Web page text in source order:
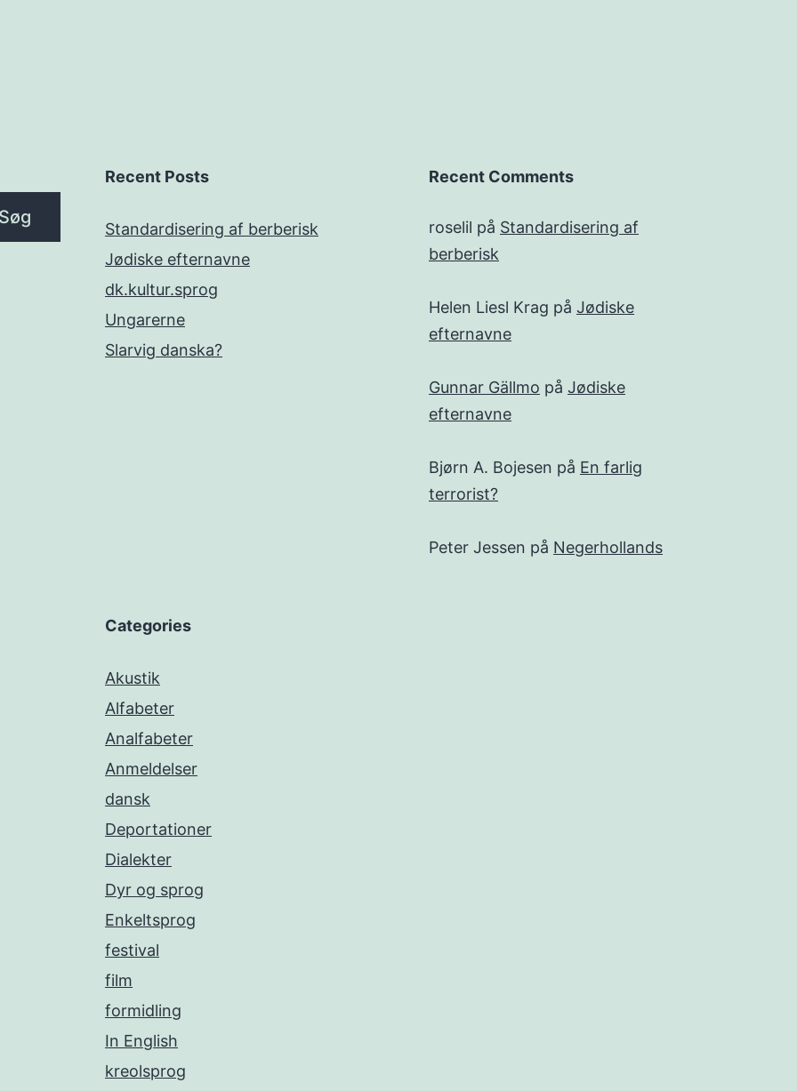
Recent Posts
Standardisering af berberisk
Jødiske efternavne
dk.kultur.sprog
Ungarerne
Slarvig danska?
Recent Comments
roselil på Standardisering af
berberisk
Helen Liesl Krag på Jødiske
efternavne
Gunnar Gällmo på Jødiske
efternavne
Bjørn A. Bojesen på En farlig
terrorist?
Peter Jessen på Negerhollands
Categories
Akustik
Alfabeter
Analfabeter
Anmeldelser
dansk
Deportationer
Dialekter
Dyr og sprog
Enkeltsprog
festival
film
formidling
In English
kreolsprog